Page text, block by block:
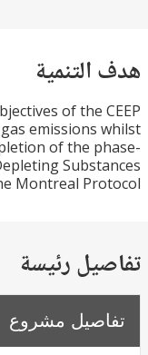
objectives of the
gas emissions
completion of the
Depleting
the Montreal
رئيسة
مشروع